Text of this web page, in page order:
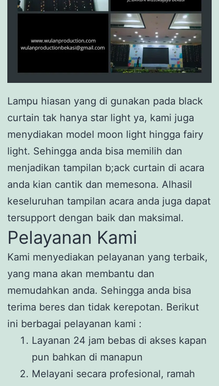
Lampu hiasan yang di gunakan pada black
curtain tak hanya star light ya, kami juga
menydiakan model moon light hingga fairy
light. Sehingga anda bisa memilih dan
menjadikan tampilan b;ack curtain di acara
anda kian cantik dan memesona. Alhasil
keseluruhan tampilan acara anda juga dapat
tersupport dengan baik dan maksimal.
Pelayanan Kami
Kami menyediakan pelayanan yang terbaik,
yang mana akan membantu dan
memudahkan anda. Sehingga anda bisa
terima beres dan tidak kerepotan. Berikut
ini berbagai pelayanan kami :
Layanan 24 jam bebas di akses kapan
pun bahkan di manapun
Melayani secara profesional, ramah